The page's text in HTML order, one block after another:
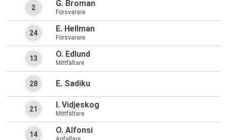
G. Broman
Försvarare
2
E. Hellman
Försvarare
24
O. Edlund
Mittfältare
13
E. Sadiku
28
I. Vidjeskog
Mittfältare
21
O. Alfonsi
14